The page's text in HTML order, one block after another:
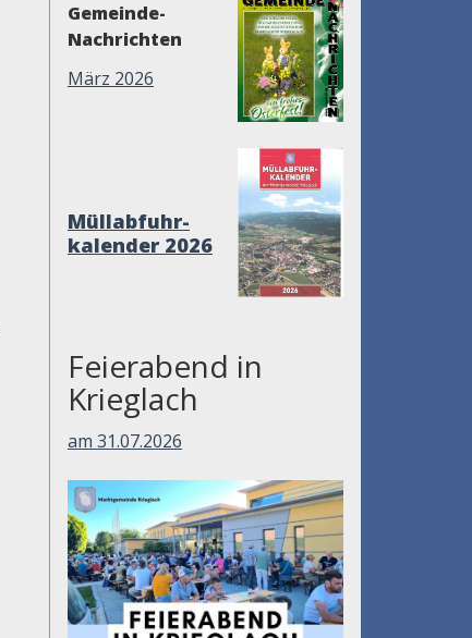
Gemeinde-
Nachrichten
März 2026
Müllabfuhr-
kalender 2026
Feierabend in
Krieglach
am 31.07.2026